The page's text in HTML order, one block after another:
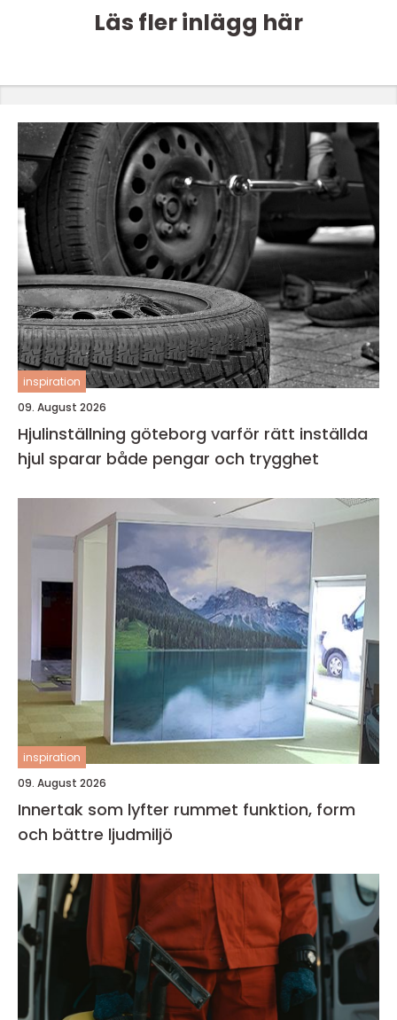
Läs fler inlägg här
inspiration
09. August 2026
Hjulinställning göteborg varför rätt inställda
hjul sparar både pengar och trygghet
inspiration
09. August 2026
Innertak som lyfter rummet funktion, form
och bättre ljudmiljö